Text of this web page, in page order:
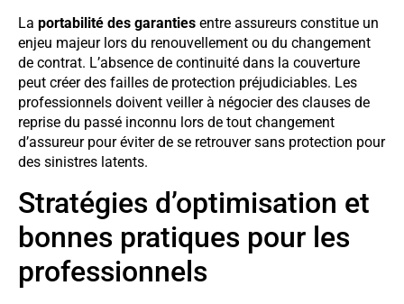
La portabilité des garanties entre assureurs constitue un
enjeu majeur lors du renouvellement ou du changement
de contrat. L’absence de continuité dans la couverture
peut créer des failles de protection préjudiciables. Les
professionnels doivent veiller à négocier des clauses de
reprise du passé inconnu lors de tout changement
d’assureur pour éviter de se retrouver sans protection pour
des sinistres latents.
Stratégies d’optimisation et
bonnes pratiques pour les
professionnels